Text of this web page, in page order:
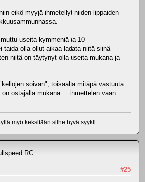
eikö myyjä ihmetellyt niiden lippaiden
useita kymmeniä (a 10
taida olla ollut aikaa ladata niitä siinä
niitä on täytynyt olla useita mukana ja
soivan", toisaalta mitäpä vastuuta
ostajalla mukana.... ihmettelen vaan....
myö keksitään siihe hyvä syykii.
RC
#25